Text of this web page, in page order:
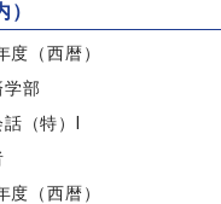
度（西暦）
学部
（特）I
度（西暦）